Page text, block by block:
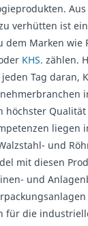
verhütten ist
dem Marken wie
KHS. zählen.
Tag daran,
höchster
liegen
und
mit diesen
und
für die